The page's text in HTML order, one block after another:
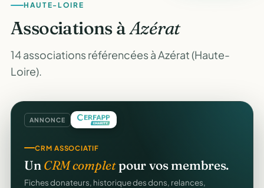
HAUTE-LOIRE
Associations àAzérat
14 associations référencées à Azérat (Haute-
Loire).
ANNONCE
CRM ASSOCIATIF
Un CRM completpour vos membres.
Fiches donateurs, historique des dons, relances,